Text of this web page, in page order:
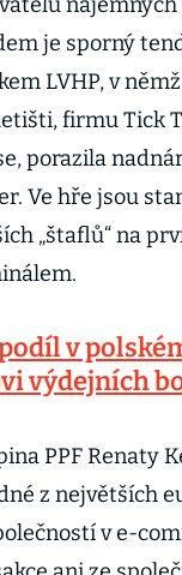
je sporný
LVHP, v
firmu Tick
porazila
Ve hře jsou
„štaflů“ na
v
výdejních
PPF Renaty
z největších
v e-